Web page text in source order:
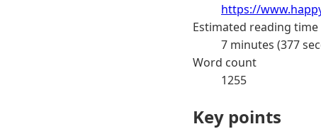
https://
Estimated reading time
7 minutes (377
Word count
1255
Key points